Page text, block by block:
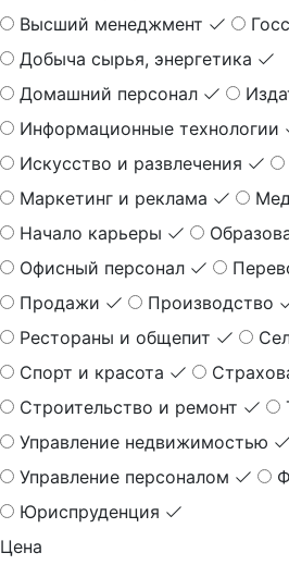
Высший менеджмент
Добыча сырья, энергетика
Домашний персонал
Информационные технологии
Искусство и развлечения
Маркетинг и реклама
Начало карьеры
Офисный персонал
Продажи
Производство
Рестораны и общепит
Спорт и красота
Строительство и ремонт
Управление недвижимостью
Управление персоналом
Юриспруденция
Цена